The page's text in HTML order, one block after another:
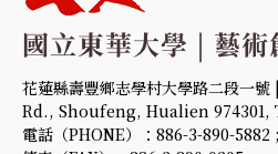
花蓮縣壽豐鄉志學村大學路二段一
Rd., Shoufeng, Hualien 974301,
電話（PHONE）：886-3-890-